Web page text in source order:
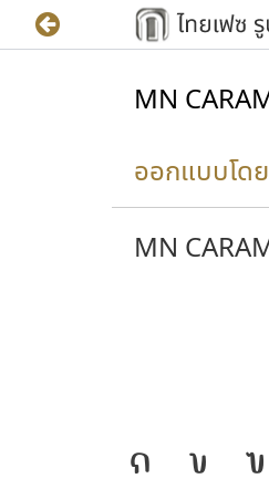
MN
ออกแบบโด
MN
ก ข ฃ